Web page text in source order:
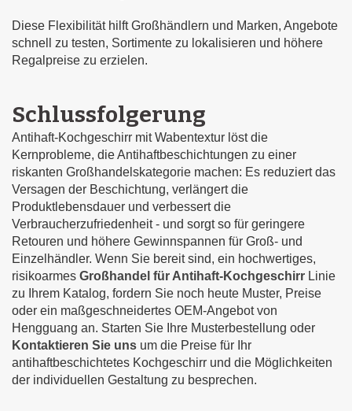
Diese Flexibilität hilft Großhändlern und Marken, Angebote
schnell zu testen, Sortimente zu lokalisieren und höhere
Regalpreise zu erzielen.
Schlussfolgerung
Antihaft-Kochgeschirr mit Wabentextur löst die
Kernprobleme, die Antihaftbeschichtungen zu einer
riskanten Großhandelskategorie machen: Es reduziert das
Versagen der Beschichtung, verlängert die
Produktlebensdauer und verbessert die
Verbraucherzufriedenheit - und sorgt so für geringere
Retouren und höhere Gewinnspannen für Groß- und
Einzelhändler. Wenn Sie bereit sind, ein hochwertiges,
risikoarmes Großhandel für Antihaft-Kochgeschirr Linie
zu Ihrem Katalog, fordern Sie noch heute Muster, Preise
oder ein maßgeschneidertes OEM-Angebot von
Hengguang an. Starten Sie Ihre Musterbestellung oder
Kontaktieren Sie uns um die Preise für Ihr
antihaftbeschichtetes Kochgeschirr und die Möglichkeiten
der individuellen Gestaltung zu besprechen.